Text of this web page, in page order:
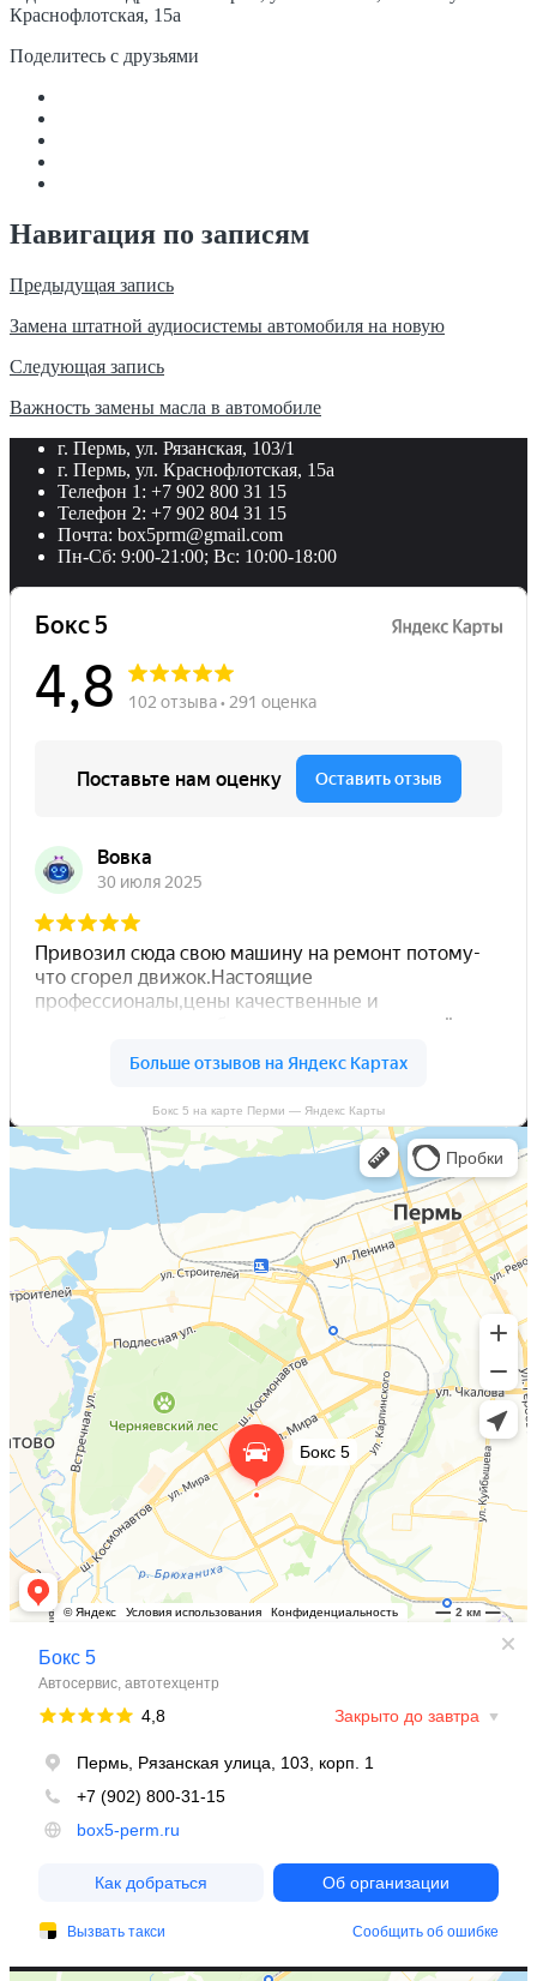
Краснофлотская, 15а
Поделитесь с друзьями
Навигация по записям
Предыдущая запись
Замена штатной аудиосистемы автомобиля на новую
Следующая запись
Важность замены масла в автомобиле
г. Пермь, ул. Рязанская, 103/1
г. Пермь, ул. Краснофлотская, 15а
Телефон 1: +7 902 800 31 15
Телефон 2: +7 902 804 31 15
Почта: box5prm@gmail.com
Пн-Сб: 9:00-21:00; Вс: 10:00-18:00
Бокс 5 на карте Перми — Яндекс Карты